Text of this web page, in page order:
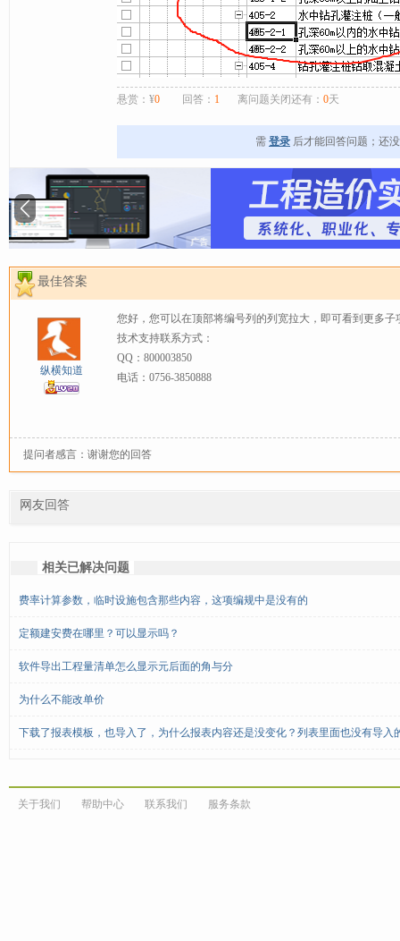
悬赏：¥0 回答： 1 离问题关闭还有： 0天
需 登录 后才能回答问题；还
最佳答案
纵横知道
您好，您可以在顶部将编号列的列宽拉大，即可看到更多子
技术支持联系方式：
QQ：800003850
电话：0756-3850888
提问者感言：谢谢您的回答
网友回答
相关已解决问题
费率计算参数，临时设施包含那些内容，这项编规中是没有的
定额建安费在哪里？可以显示吗？
软件导出工程量清单怎么显示元后面的角与分
为什么不能改单价
下载了报表模板，也导入了，为什么报表内容还是没变化？列表里面也没有导入
关于我们 帮助中心 联系我们 服务条款